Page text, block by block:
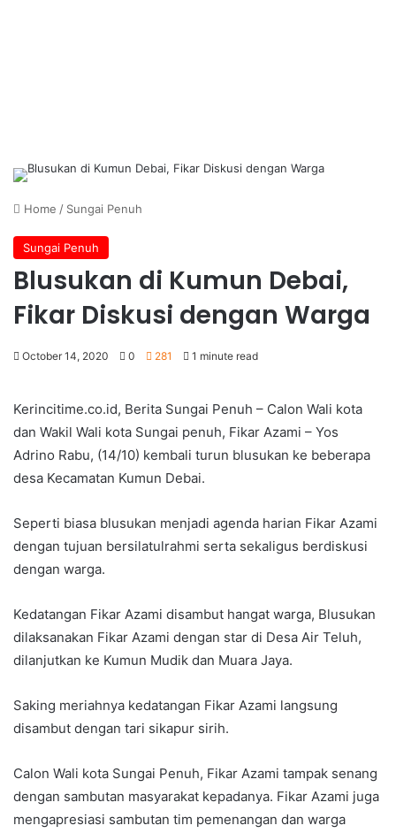
Home / Sungai Penuh
Sungai Penuh
Blusukan di Kumun Debai,
Fikar Diskusi dengan Warga
October 14, 2020 0 281 1 minute read
Kerincitime.co.id, Berita Sungai Penuh – Calon Wali kota
dan Wakil Wali kota Sungai penuh, Fikar Azami – Yos
Adrino Rabu, (14/10) kembali turun blusukan ke beberapa
desa Kecamatan Kumun Debai.
Seperti biasa blusukan menjadi agenda harian Fikar Azami
dengan tujuan bersilatulrahmi serta sekaligus berdiskusi
dengan warga.
Kedatangan Fikar Azami disambut hangat warga, Blusukan
dilaksanakan Fikar Azami dengan star di Desa Air Teluh,
dilanjutkan ke Kumun Mudik dan Muara Jaya.
Saking meriahnya kedatangan Fikar Azami langsung
disambut dengan tari sikapur sirih.
Calon Wali kota Sungai Penuh, Fikar Azami tampak senang
dengan sambutan masyarakat kepadanya. Fikar Azami juga
mengapresiasi sambutan tim pemenangan dan warga